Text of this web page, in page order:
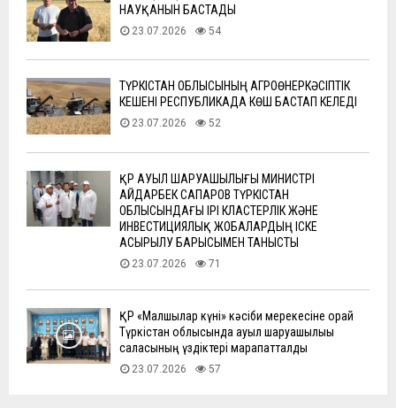
НАУҚАНЫН БАСТАДЫ
23.07.2026 54
ТҮРКІСТАН ОБЛЫСЫНЫҢ АГРОӨНЕРКӘСІПТІК
КЕШЕНІ РЕСПУБЛИКАДА КӨШ БАСТАП КЕЛЕДІ
23.07.2026 52
ҚР АУЫЛ ШАРУАШЫЛЫҒЫ МИНИСТРІ
АЙДАРБЕК САПАРОВ ТҮРКІСТАН
ОБЛЫСЫНДАҒЫ ІРІ КЛАСТЕРЛІК ЖӘНЕ
ИНВЕСТИЦИЯЛЫҚ ЖОБАЛАРДЫҢ ІСКЕ
АСЫРЫЛУ БАРЫСЫМЕН ТАНЫСТЫ
23.07.2026 71
ҚР «Малшылар күні» кәсіби мерекесіне орай
Түркістан облысында ауыл шаруашылығы
саласының үздіктері марапатталды
23.07.2026 57